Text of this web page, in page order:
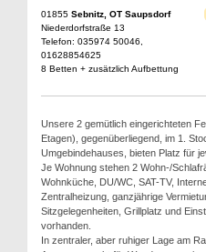
01855 Sebnitz, OT Saupsdorf
Niederdorfstraße 13
Telefon: 035974 50046,
01628854625
8 Betten + zusätzlich Aufbettung
Unsere 2 gemütlich eingerichteten
Etagen), gegenüberliegend, im 1.
Umgebindehauses, bieten Platz für
Je Wohnung stehen 2 Wohn-/
Wohnküche, DU/WC, SAT-TV,
Zentralheizung, ganzjährige
Sitzgelegenheiten, Grillplatz und
vorhanden.
In zentraler, aber ruhiger Lage am